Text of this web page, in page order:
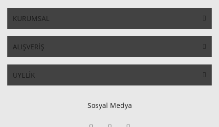
KURUMSAL
ALIŞVERİŞ
ÜYELİK
Sosyal Medya